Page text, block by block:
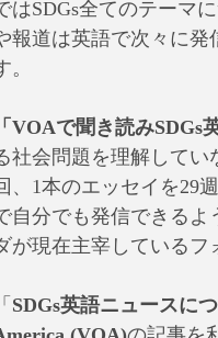
はSDGs全てのテーマ
報道は英語で次々に発
。
「VOAで聞き読みSDGs
社会問題を理解して
、1本のエッセイを29
自分でも発信できる
が現在主宰しているフ
「 SDGs英語ニュースに